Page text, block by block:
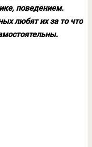
поведением.
любят их за то что